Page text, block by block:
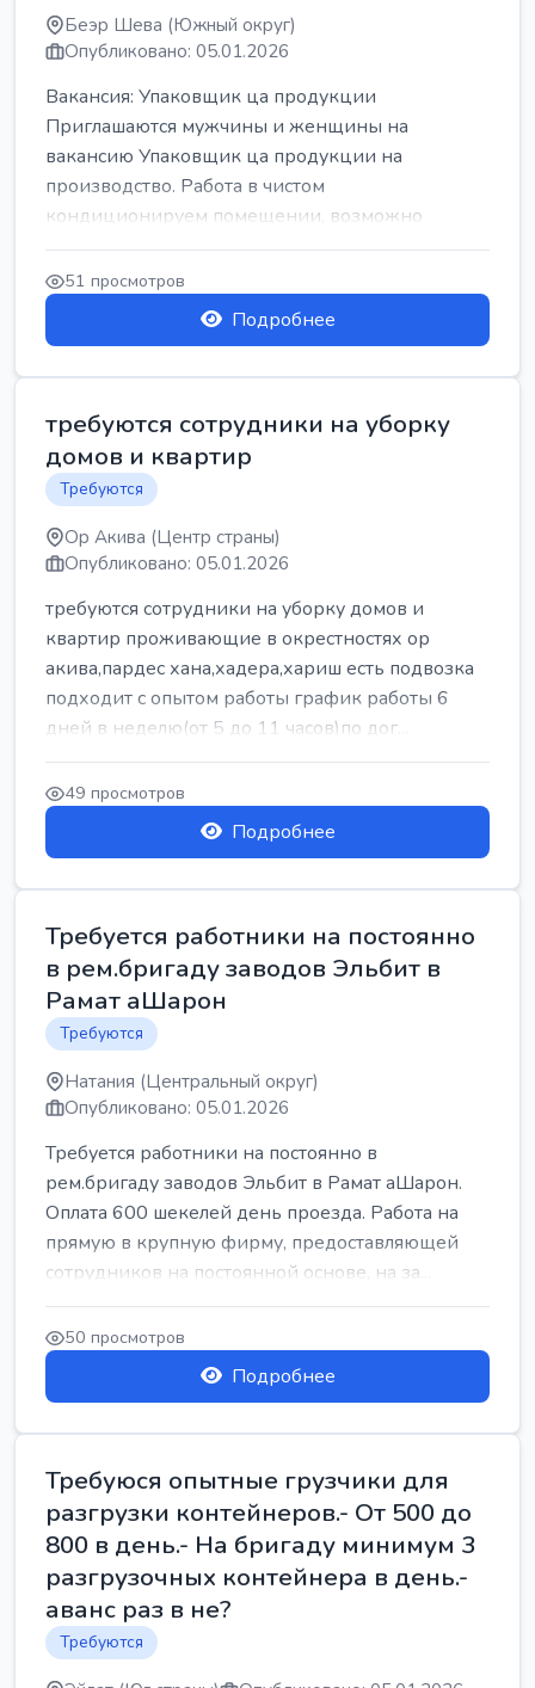
Беэр Шева (Южный округ)
Опубликовано: 05.01.2026
Вакансия: Упаковщик ца продукции
Приглашаются мужчины и женщины на
вакансию Упаковщик ца продукции на
производство. Работа в чистом
кондиционируем помещении, возможно
работать сидя. Работа с воскресен...
51 просмотров
Подробнее
требуются сотрудники на уборку
домов и квартир
Требуются
Ор Акива (Центр страны)
Опубликовано: 05.01.2026
требуются сотрудники на уборку домов и
квартир проживающие в окрестностях ор
акива,пардес хана,хадера,хариш есть подвозка
подходит с опытом работы график работы 6
дней в неделю(от 5 до 11 часов)по дог...
49 просмотров
Подробнее
Требуется работники на постоянно
в рем.бригаду заводов Эльбит в
Рамат аШарон
Требуются
Натания (Центральный округ)
Опубликовано: 05.01.2026
Требуется работники на постоянно в
рем.бригаду заводов Эльбит в Рамат аШарон.
Оплата 600 шекелей день проезда. Работа на
прямую в крупную фирму, предоставляющей
сотрудников на постоянной основе, на за...
50 просмотров
Подробнее
Требуюся опытные грузчики для
разгрузки контейнеров.- От 500 до
800 в день.- На бригаду минимум 3
разгрузочных контейнера в день.-
аванс раз в не?
Требуются